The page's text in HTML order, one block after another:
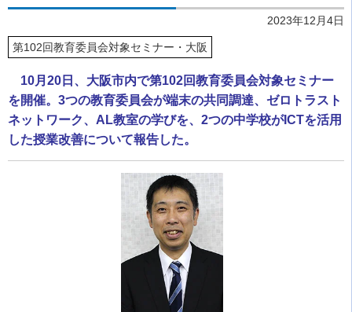
2023年12月4日
第102回教育委員会対象セミナー・大阪
10月20日、大阪市内で第102回教育委員会対象セミナー
を開催。3つの教育委員会が端末の共同調達、ゼロトラスト
ネットワーク、AL教室の学びを、2つの中学校がICTを活用
した授業改善について報告した。